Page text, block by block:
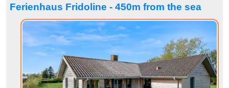
Ferienhaus Fridoline - 450m from the sea